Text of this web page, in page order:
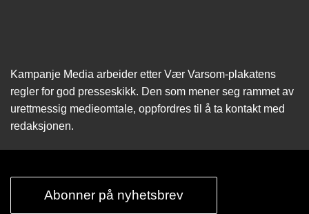
Kampanje Media arbeider etter Vær Varsom-plakatens
regler for god presseskikk. Den som mener seg rammet av
urettmessig medie­omtale, oppfordres til å ta kontakt med
redaksjonen.
Abonner på nyhetsbrev